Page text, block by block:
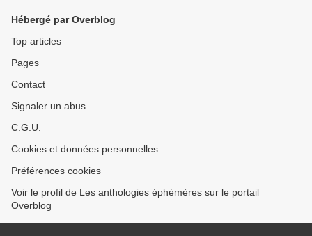
Hébergé par Overblog
Top articles
Pages
Contact
Signaler un abus
C.G.U.
Cookies et données personnelles
Préférences cookies
Voir le profil de Les anthologies éphémères sur le portail
Overblog